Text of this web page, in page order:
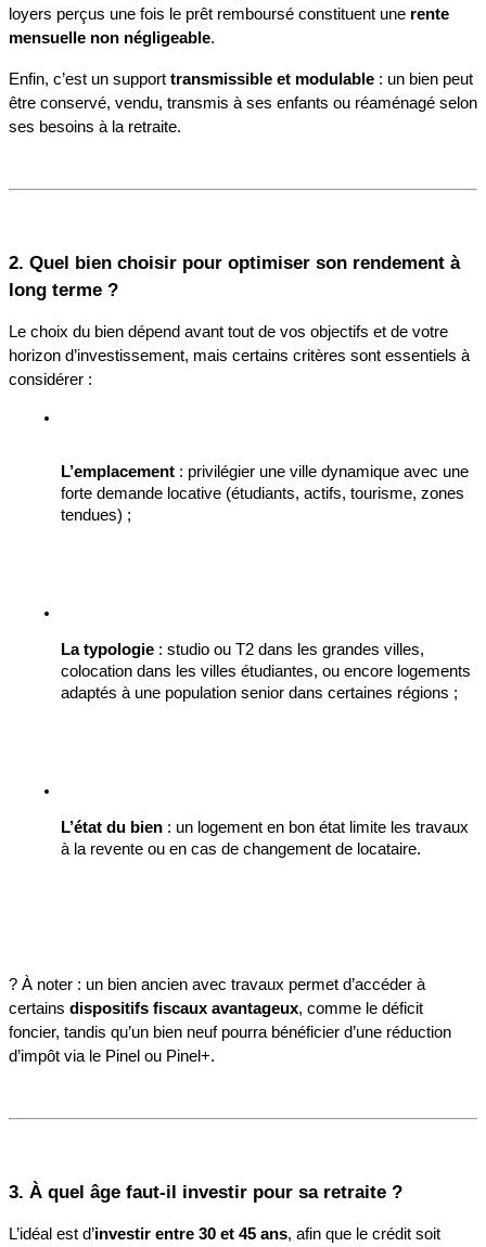
loyers perçus une fois le prêt remboursé constituent une rente
mensuelle non négligeable.
Enfin, c’est un support transmissible et modulable : un bien peut
être conservé, vendu, transmis à ses enfants ou réaménagé selon
ses besoins à la retraite.
2. Quel bien choisir pour optimiser son rendement à
long terme ?
Le choix du bien dépend avant tout de vos objectifs et de votre
horizon d’investissement, mais certains critères sont essentiels à
considérer :
L’emplacement : privilégier une ville dynamique avec une
forte demande locative (étudiants, actifs, tourisme, zones
tendues) ;
La typologie : studio ou T2 dans les grandes villes,
colocation dans les villes étudiantes, ou encore logements
adaptés à une population senior dans certaines régions ;
L’état du bien : un logement en bon état limite les travaux
à la revente ou en cas de changement de locataire.
? À noter : un bien ancien avec travaux permet d’accéder à
certains dispositifs fiscaux avantageux, comme le déficit
foncier, tandis qu’un bien neuf pourra bénéficier d’une réduction
d’impôt via le Pinel ou Pinel+.
3. À quel âge faut-il investir pour sa retraite ?
L’idéal est d’investir entre 30 et 45 ans, afin que le crédit soit